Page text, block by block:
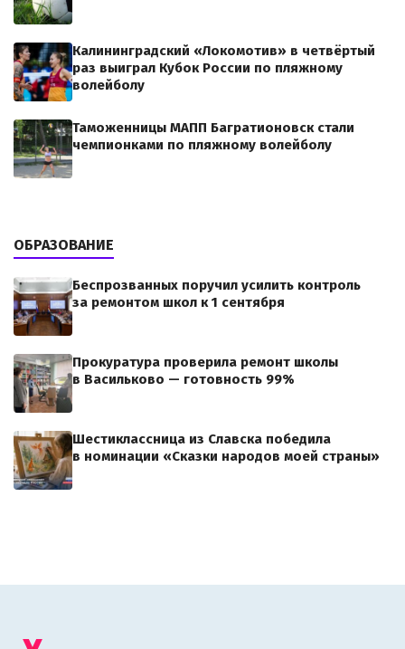
Калининградский «Локомотив» в четвёртый
раз выиграл Кубок России по пляжному
волейболу
Таможенницы МАПП Багратионовск стали
чемпионками по пляжному волейболу
ОБРАЗОВАНИЕ
Беспрозванных поручил усилить контроль
за ремонтом школ к 1 сентября
Прокуратура проверила ремонт школы
в Васильково — готовность 99%
Шестиклассница из Славска победила
в номинации «Сказки народов моей страны»